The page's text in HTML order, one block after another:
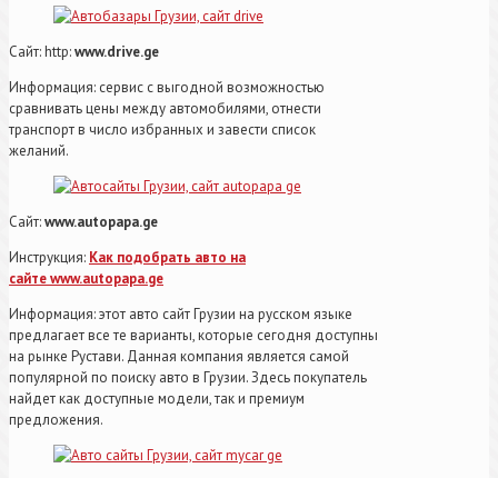
Сайт: http:www.drive.ge
Информация: сервис с выгодной возможностью
сравнивать цены между автомобилями, отнести
транспорт в число избранных и завести список
желаний.
Сайт:www.autopapa.ge
Инструкция: Как подобрать авто на
сайте www.autopapa.ge
Информация: этот авто сайт Грузии на русском языке
предлагает все те варианты, которые сегодня доступны
на рынке Рустави. Данная компания является самой
популярной по поиску авто в Грузии. Здесь покупатель
найдет как доступные модели, так и премиум
предложения.